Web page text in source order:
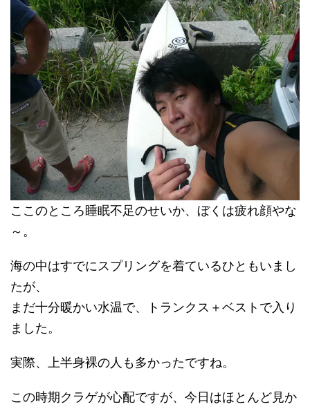
ここのところ睡眠不足のせいか、ぼくは疲れ顔やな
～。
海の中はすでにスプリングを着ているひともいまし
たが、
まだ十分暖かい水温で、トランクス＋ベストで入り
ました。
実際、上半身裸の人も多かったですね。
この時期クラゲが心配ですが、今日はほとんど見か